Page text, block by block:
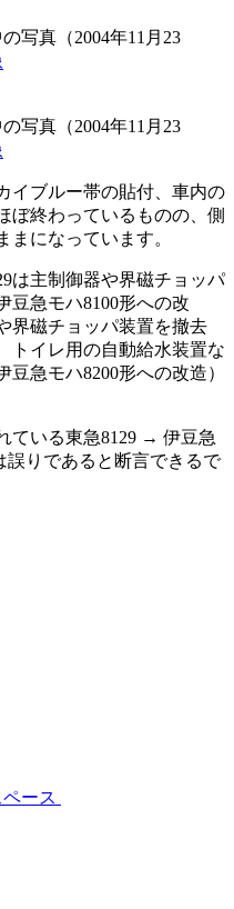
写真（2004年11月23
写真（2004年11月23
イブルー帯の貼付、車内の
ぼ終わっているものの、側
になっています。
は主制御器や界磁チョッパ
豆急モハ8100形への改
界磁チョッパ装置を撤去
トイレ用の自動給水装置な
急モハ8200形への改造）
ている東急8129 → 伊豆急
誤りであると断言できるで
ース